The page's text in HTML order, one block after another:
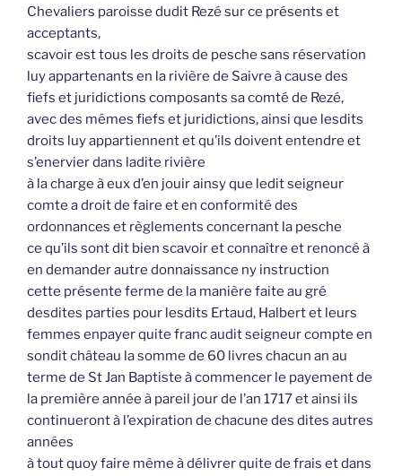
Chevaliers paroisse dudit Rezé sur ce présents et
acceptants,
scavoir est tous les droits de pesche sans réservation
luy appartenants en la rivière de Saivre à cause des
fiefs et juridictions composants sa comté de Rezé,
avec des mêmes fiefs et juridictions, ainsi que lesdits
droits luy appartiennent et qu’ils doivent entendre et
s’enervier dans ladite rivière
à la charge à eux d’en jouir ainsy que ledit seigneur
comte a droit de faire et en conformité des
ordonnances et règlements concernant la pesche
ce qu’ils sont dit bien scavoir et connaître et renoncé à
en demander autre donnaissance ny instruction
cette présente ferme de la manière faite au gré
desdites parties pour lesdits Ertaud, Halbert et leurs
femmes enpayer quite franc audit seigneur compte en
sondit château la somme de 60 livres chacun an au
terme de St Jan Baptiste à commencer le payement de
la première année à pareil jour de l’an 1717 et ainsi ils
continueront à l’expiration de chacune des dites autres
années
à tout quoy faire même à délivrer quite de frais et dans